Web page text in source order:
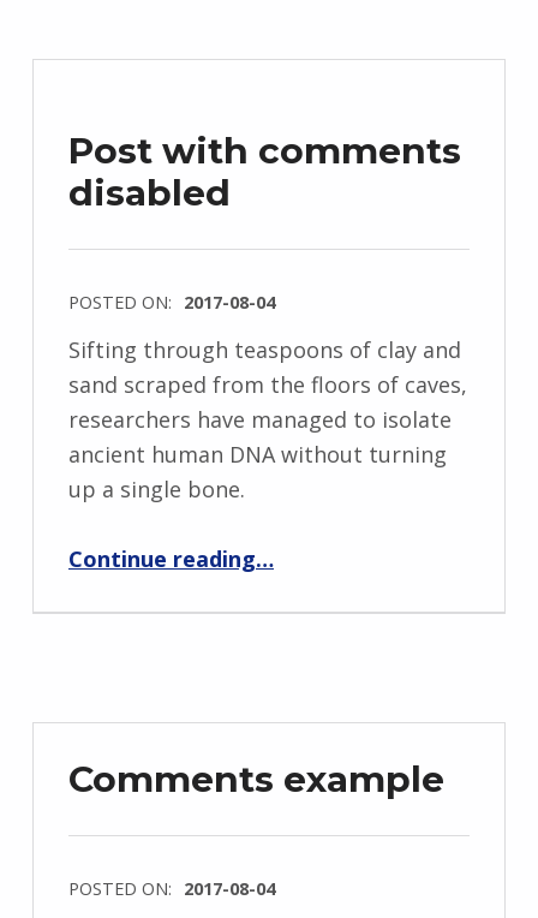
Post with comments
disabled
POSTED ON: 2017-08-04
Sifting through teaspoons of clay and
sand scraped from the floors of caves,
researchers have managed to isolate
ancient human DNA without turning
up a single bone.
Continue reading…
Comments example
POSTED ON: 2017-08-04